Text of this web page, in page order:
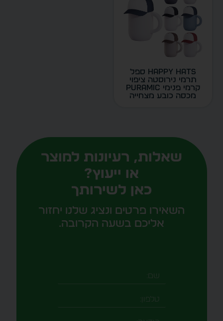
Happy Hats ספל
תרמי נירוסטה ציפוי
קרמי פנימי PURAMIC
מכסה כובע מצחייה
שאלות, רעיונות למוצר
או ייעוץ?
כאן לשירותך
השאירו פרטים ונציג שלנו יחזור
אליכם בשעה הקרובה.
שם
טלפון